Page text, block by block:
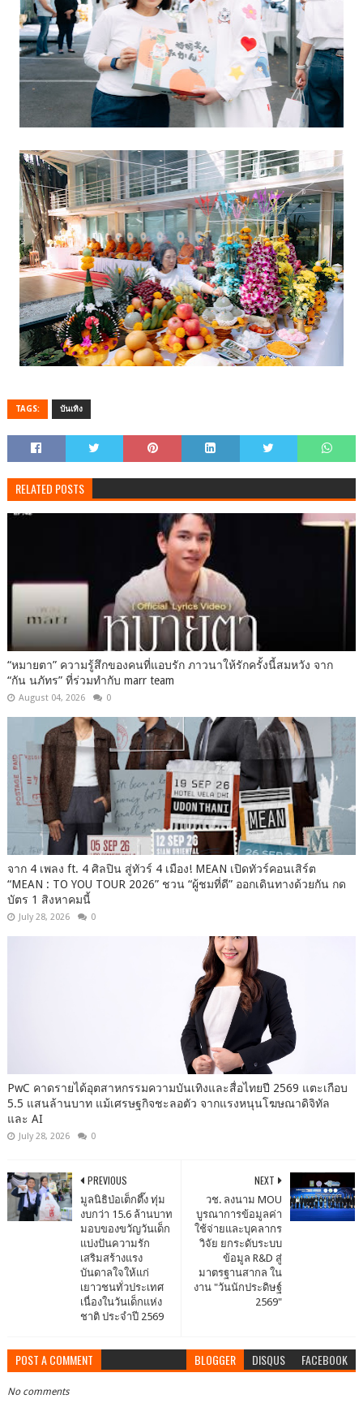
TAGS: บันเทิง
RELATED POSTS
“หมายตา” ความรู้สึกของคนที่แอบรัก ภาวนาให้รักครั้งนี้สมหวัง จาก
“กัน นภัทร” ที่ร่วมทำกับ marr team
August 04, 2026 0
จาก 4 เพลง ft. 4 ศิลปิน สู่ทัวร์ 4 เมือง! MEAN เปิดทัวร์คอนเสิร์ต
“MEAN : TO YOU TOUR 2026” ชวน “ผู้ชมที่ดี” ออกเดินทางด้วยกัน กด
บัตร 1 สิงหาคมนี้
July 28, 2026 0
PwC คาดรายได้อุตสาหกรรมความบันเทิงและสื่อไทยปี 2569 แตะเกือบ
5.5 แสนล้านบาท แม้เศรษฐกิจชะลอตัว จากแรงหนุนโฆษณาดิจิทัล
และ AI
July 28, 2026 0
NEXT
วช. ลงนาม MOU
บูรณาการข้อมูลค่า
ใช้จ่ายและบุคลากร
วิจัย ยกระดับระบบ
ข้อมูล R&D สู่
มาตรฐานสากล ใน
งาน "วันนักประดิษฐ์
2569"
PREVIOUS
มูลนิธิป่อเต็กตึ๊ง ทุ่ม
งบกว่า 15.6 ล้านบาท
มอบของขวัญวันเด็ก
แบ่งปันความรัก
เสริมสร้างแรง
บันดาลใจให้แก่
เยาวชนทั่วประเทศ
เนื่องในวันเด็กแห่ง
ชาติ ประจำปี 2569
POST A COMMENT BLOGGER DISQUS FACEBOOK
No comments